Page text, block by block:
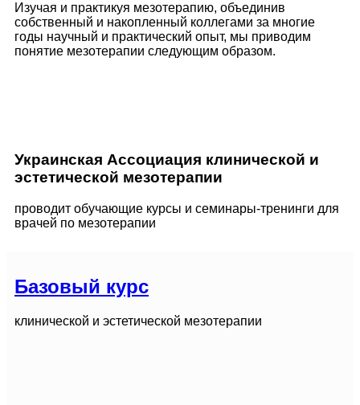
Изучая и практикуя мезотерапию, объединив
собственный и накопленный коллегами за многие
годы научный и практический опыт, мы приводим
понятие мезотерапии следующим образом.
Украинская Ассоциация клинической и
эстетической мезотерапии
проводит обучающие курсы и семинары-тренинги для
врачей по мезотерапии
Базовый курс
клинической и эстетической мезотерапии